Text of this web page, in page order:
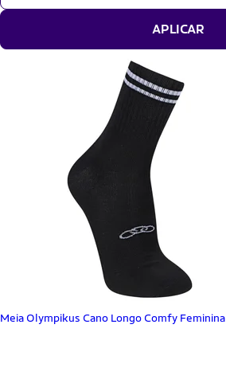
APLICAR
Meia Olympikus Cano Longo Comfy Feminina